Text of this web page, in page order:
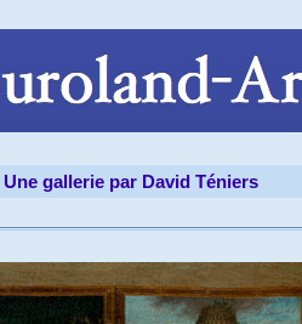
Une gallerie par David Téniers